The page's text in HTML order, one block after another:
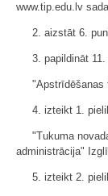
www.tip.edu.lv
2. aizstāt 6.
3. papildināt
"Apstrīdēšanas
4. izteikt 1.
"Tukuma
administrācija"
5. izteikt 2.